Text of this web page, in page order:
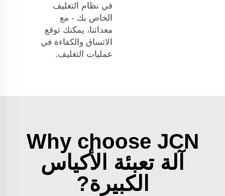
في نظام التغليف
الخاص بك - مع
معداتنا، يمكنك توقع
الاتساق والكفاءة في
عمليات التغليف.
Why choose JCN
آلة تعبئة الأكياس
الكبيرة?